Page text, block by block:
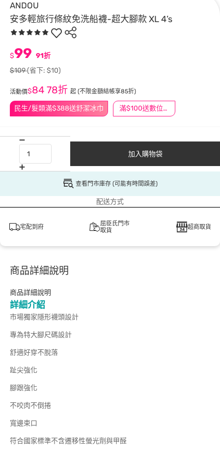
ANDOU
安多輕旅行條紋免洗船襪-超大腳款 XL 4’s
民生/髮類滿$388送舒潔冰巾 滿$100送數位印花
$99 91折
$109(省下: $10)
活動價$84 78折 起 (不限金額結帳享85折)
加入購物袋
查看門市庫存 (可能有時間誤差)
配送方式
宅配到府
屈臣氏門市
取貨
超商取貨
商品詳細說明
商品詳細說明
詳細介紹
市場獨家隱形襪頭設計
專為特大腳尺碼設計
舒適好穿不脫落
趾尖強化
腳跟強化
不咬肉不倒捲
寬邊束口
符合國家標準不含遷移性螢光劑與甲醛